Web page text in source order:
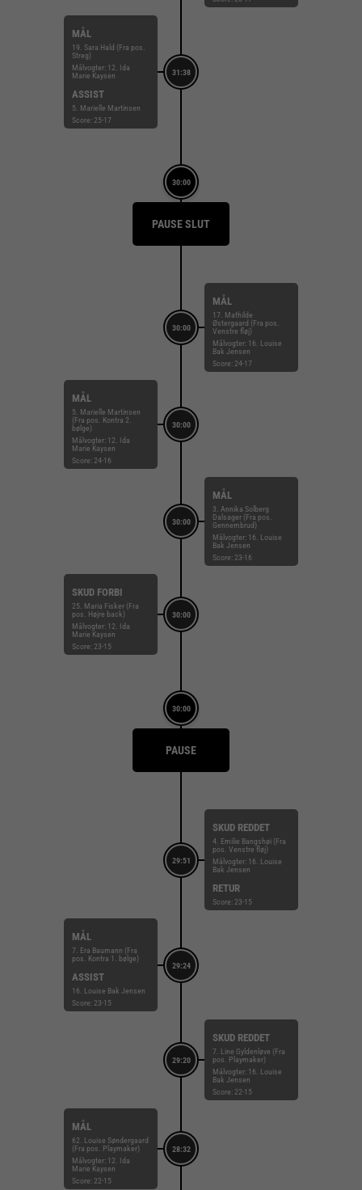
31:38
MÅL
19. Sara Hald (Fra pos.
Streg)
Målvogter: 12. Ida
Marie Kaysen
ASSIST
5. Marielle Martinsen
Score: 25-17
30:00
PAUSE SLUT
30:00
MÅL
17. Mathilde
Østergaard (Fra pos.
Venstre fløj)
Målvogter: 16. Louise
Bak Jensen
Score: 24-17
30:00
MÅL
5. Marielle Martinsen
(Fra pos. Kontra 2.
bølge)
Målvogter: 12. Ida
Marie Kaysen
Score: 24-16
30:00
MÅL
3. Annika Solberg
Dalsager (Fra pos.
Gennembrud)
Målvogter: 16. Louise
Bak Jensen
Score: 23-16
30:00
SKUD FORBI
25. Maria Fisker (Fra
pos. Højre back)
Målvogter: 12. Ida
Marie Kaysen
Score: 23-15
30:00
PAUSE
29:51
SKUD REDDET
4. Emilie Bangshøi (Fra
pos. Venstre fløj)
Målvogter: 16. Louise
Bak Jensen
RETUR
Score: 23-15
29:24
MÅL
7. Era Baumann (Fra
pos. Kontra 1. bølge)
ASSIST
16. Louise Bak Jensen
Score: 23-15
29:20
SKUD REDDET
7. Line Gyldenløve (Fra
pos. Playmaker)
Målvogter: 16. Louise
Bak Jensen
Score: 22-15
28:32
MÅL
62. Louise Søndergaard
(Fra pos. Playmaker)
Målvogter: 12. Ida
Marie Kaysen
Score: 22-15